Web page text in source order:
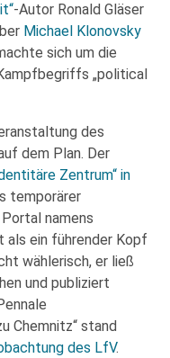
-Autor Ronald Gläser
Michael Klonovsky
sich um die
„political
des
dem Plan. Der
Zentrum“ in
temporärer
Portal namens
als ein führender Kopf
wählerisch, er ließ
und publiziert
Chemnitz“ stand
des LfV.